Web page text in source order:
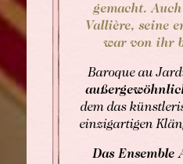
Buchen
Buchen Zimmer
gemacht.
Vallière, seine
war von ihr
Baroque au
dem das
einzigartigen
Das Ensemble